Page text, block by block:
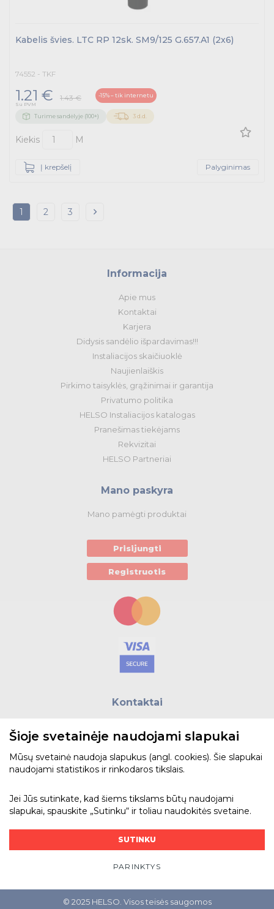
Kabelis švies. LTC RP 12sk. SM9/125 G.657.A1 (2x6)
74552 - TKF
1.21 € 1.43 € -15% – tik internetu
Su PVM
Turime sandėlyje (100+) 3 d.d.
Kiekis M
Į krepšelį Palyginimas
1 2 3
Informacija
Apie mus
Kontaktai
Karjera
Didysis sandėlio išpardavimas!!!
Instaliacijos skaičiuoklė
Naujienlaiškis
Pirkimo taisyklės, grąžinimai ir garantija
Privatumo politika
HELSO Instaliacijos katalogas
Pranešimas tiekėjams
Rekvizitai
HELSO Partneriai
Mano paskyra
Mano pamėgti produktai
Prisijungti
Registruotis
Kontaktai
Telefonas:+370 5 215 0070
Adresas: Vilkpėdės g. 4, LT-03151, Vilnius
Bendraukime
© 2025 HELSO. Visos teisės saugomos
Šioje svetainėje naudojami slapukai
Mūsų svetainė naudoja slapukus (angl. cookies). Šie slapukai
naudojami statistikos ir rinkodaros tikslais.
Jei Jūs sutinkate, kad šiems tikslams būtų naudojami
slapukai, spauskite „Sutinku“ ir toliau naudokitės svetaine.
SUTINKU
PARINKTYS